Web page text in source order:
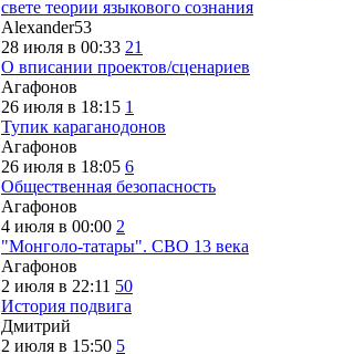
свете теории языкового сознания
Alexander53
28 июля в 00:33 21
О вписании проектов/сценариев
Агафонов
26 июля в 18:15 1
Тупик караганодонов
Агафонов
26 июля в 18:05 6
Общественная безопасность
Агафонов
4 июля в 00:00 2
"Монголо-татары". СВО 13 века
Агафонов
2 июля в 22:11 50
История подвига
Дмитрий
2 июля в 15:50 5